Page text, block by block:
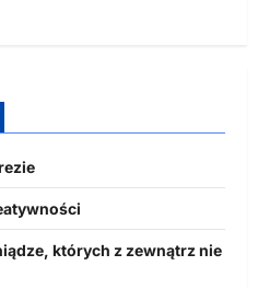
których z zewnątrz nie